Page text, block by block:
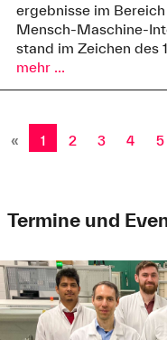
ergebnisse im
stand im Zeichen des
mehr ...
« 1 2 3 4 5
Termine und